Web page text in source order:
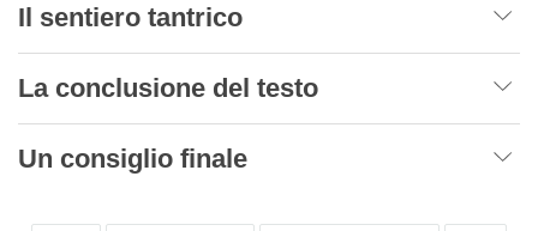
Il sentiero tantrico
La conclusione del testo
Un consiglio finale